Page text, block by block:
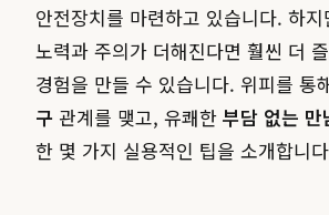
안전장치를 마련하고 있습니다. 하
노력과 주의가 더해진다면 훨씬 더
경험을 만들 수 있습니다. 위피를 통
구 관계를 맺고, 유쾌한 부담 없는 만
한 몇 가지 실용적인 팁을 소개합니